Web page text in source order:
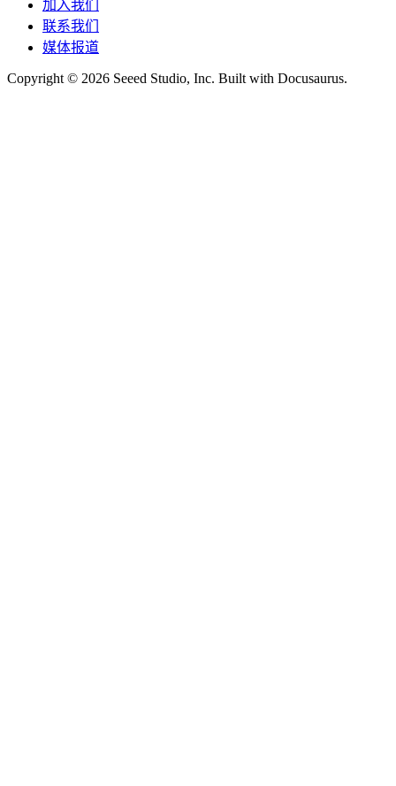
加入我们
联系我们
媒体报道
Copyright © 2026 Seeed Studio, Inc. Built with Docusaurus.